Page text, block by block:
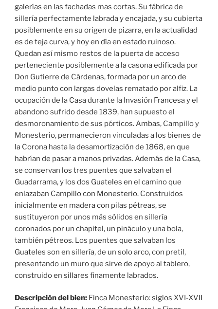
galerías en las fachadas mas cortas. Su fábrica de
sillería perfectamente labrada y encajada, y su cubierta
posiblemente en su origen de pizarra, en la actualidad
es de teja curva, y hoy en día en estado ruinoso.
Quedan así mismo restos de la puerta de acceso
perteneciente posiblemente a la casona edificada por
Don Gutierre de Cárdenas, formada por un arco de
medio punto con largas dovelas rematado por alfiz. La
ocupación de la Casa durante la Invasión Francesa y el
abandono sufrido desde 1839, han supuesto el
desmoronamiento de sus pórticos. Ambas, Campillo y
Monesterio, permanecieron vinculadas a los bienes de
la Corona hasta la desamortización de 1868, en que
habrían de pasar a manos privadas. Además de la Casa,
se conservan los tres puentes que salvaban el
Guadarrama, y los dos Guateles en el camino que
enlazaban Campillo con Monesterio. Construidos
inicialmente en madera con pilas pétreas, se
sustituyeron por unos más sólidos en sillería
coronados por un chapitel, un pináculo y una bola,
también pétreos. Los puentes que salvaban los
Guateles son en sillería, de un solo arco, con pretil,
presentando un muro que sirve de apoyo al tablero,
construido en sillares finamente labrados.
Descripción del bien: Finca Monesterio: siglos XVI-XVII